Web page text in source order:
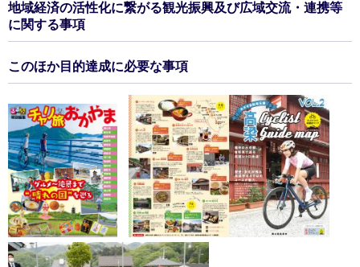
地域経済の活性化に繋がる観光振興及び広域交流・連携等
に関する事項
このほか目的達成に必要な事項